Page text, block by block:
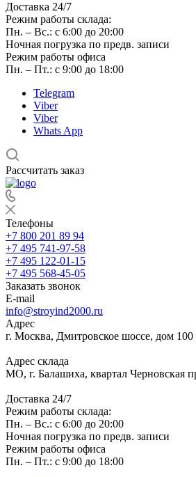
Доставка 24/7
Режим работы склада:
Пн. – Вс.: с 6:00 до 20:00
Ночная погрузка по предв. записи
Режим работы офиса
Пн. – Пт.: с 9:00 до 18:00
Telegram
Viber
Viber
Whats App
Рассчитать заказ
Телефоны
+7 800 201 89 94
+7 495 741-97-58
+7 495 122-01-15
+7 495 568-45-05
Заказать звонок
E-mail
info@stroyind2000.ru
Адрес
г. Москва, Дмитровское шоссе, дом 100
Адрес склада
МО, г. Балашиха, квартал Черновская
Доставка 24/7
Режим работы склада:
Пн. – Вс.: с 6:00 до 20:00
Ночная погрузка по предв. записи
Режим работы офиса
Пн. – Пт.: с 9:00 до 18:00